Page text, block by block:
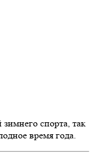
спорта, так
время года.